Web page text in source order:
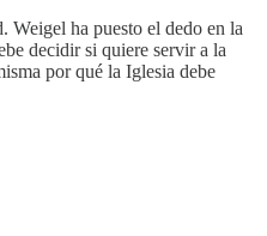
ha puesto el dedo en la
decidir si quiere servir a la
por qué la Iglesia debe